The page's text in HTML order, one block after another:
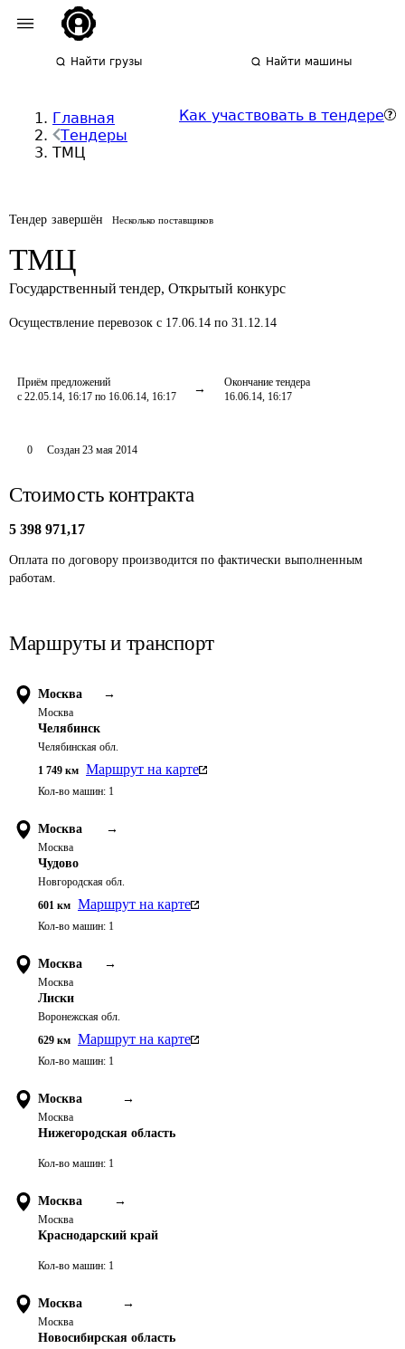
Найти грузы Найти машины
Главная
Тендеры
ТМЦ
Как участвовать в тендере
Тендер завершён Несколько поставщиков
ТМЦ
Государственный тендер, Открытый конкурс
Осуществление перевозок с 17.06.14 по 31.12.14
Приём предложений
с 22.05.14, 16:17 по 16.06.14, 16:17
Окончание тендера
16.06.14, 16:17
0 Создан 23 мая 2014
Стоимость контракта
5 398 971,17
Оплата по договору производится по фактически выполненным
работам.
Маршруты и транспорт
Москва →
Москва
Челябинск
Челябинская обл.
1 749 км Маршрут на карте
Кол-во машин: 1
Москва →
Москва
Чудово
Новгородская обл.
601 км Маршрут на карте
Кол-во машин: 1
Москва →
Москва
Лиски
Воронежская обл.
629 км Маршрут на карте
Кол-во машин: 1
Москва →
Москва
Нижегородская область
Кол-во машин: 1
Москва →
Москва
Краснодарский край
Кол-во машин: 1
Москва →
Москва
Новосибирская область